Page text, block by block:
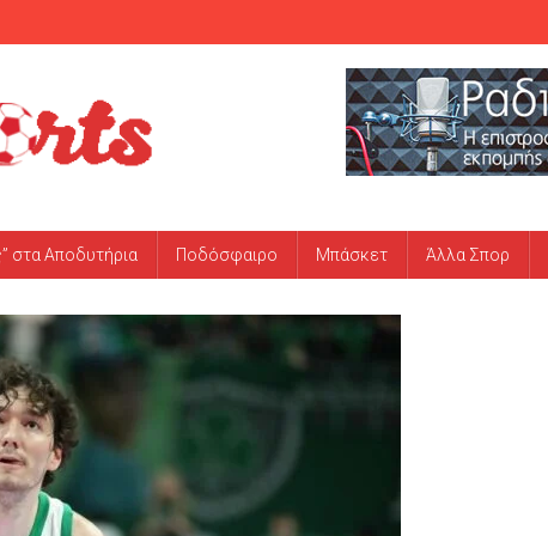
στα Αποδυτήρια Ποδόσφαιρο Μπάσκετ Άλλα Σπορ